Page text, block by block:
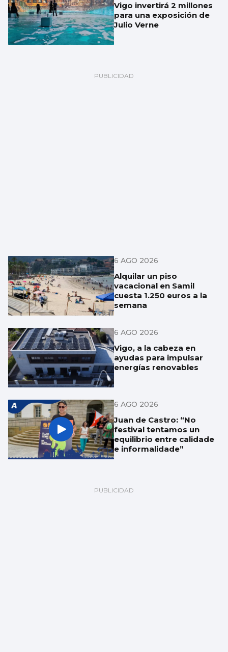
Vigo invertirá 2 millones
para una exposición de
Julio Verne
6 AGO 2026
Alquilar un piso
vacacional en Samil
cuesta 1.250 euros a la
semana
6 AGO 2026
Vigo, a la cabeza en
ayudas para impulsar
energías renovables
6 AGO 2026
Juan de Castro: “No
festival tentamos un
equilibrio entre calidade
e informalidade”